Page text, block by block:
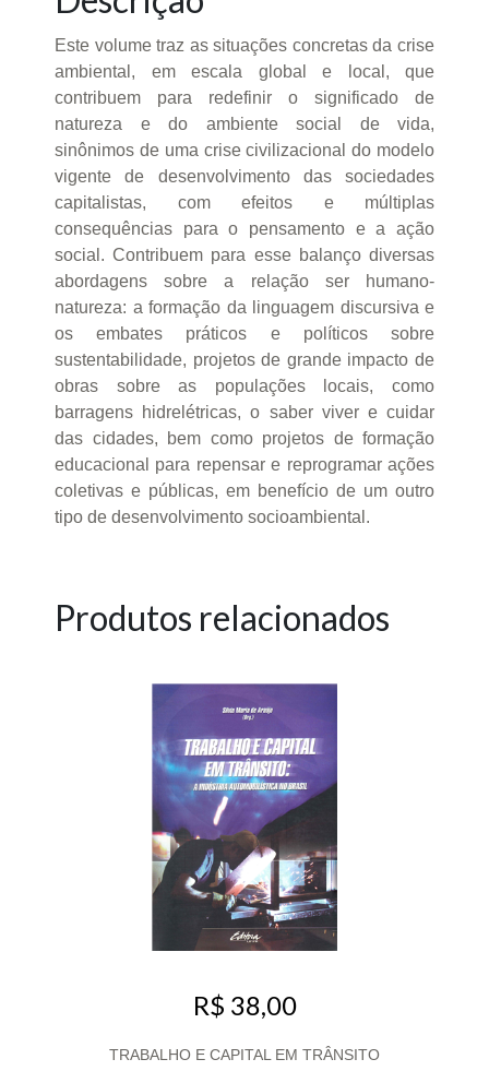
Este volume traz as situações concretas da crise
ambiental, em escala global e local, que
contribuem para redefinir o significado de
natureza e do ambiente social de vida,
sinônimos de uma crise civilizacional do modelo
vigente de desenvolvimento das sociedades
capitalistas, com efeitos e múltiplas
consequências para o pensamento e a ação
social. Contribuem para esse balanço diversas
abordagens sobre a relação ser humano-
natureza: a formação da linguagem discursiva e
os embates práticos e políticos sobre
sustentabilidade, projetos de grande impacto de
obras sobre as populações locais, como
barragens hidrelétricas, o saber viver e cuidar
das cidades, bem como projetos de formação
educacional para repensar e reprogramar ações
coletivas e públicas, em benefício de um outro
tipo de desenvolvimento socioambiental.
Produtos relacionados
R$ 38,00
TRABALHO E CAPITAL EM TRÂNSITO